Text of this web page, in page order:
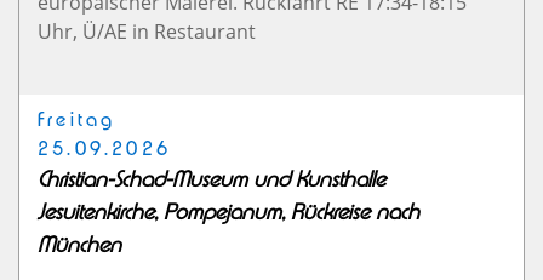
Uhr, Ü/AE in Restaurant
Freitag
25.09.2026
Christian-Schad-Museum und Kunsthalle
Jesuitenkirche, Pompejanum, Rückreise nach
München